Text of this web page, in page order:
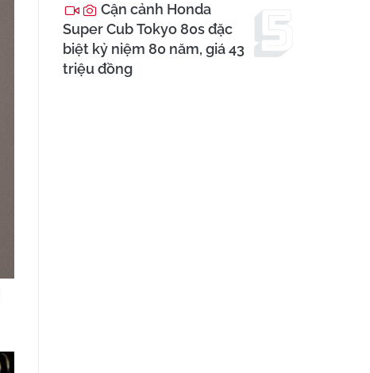
Cận cảnh Honda
Super Cub Tokyo 80s đặc
biệt kỷ niệm 80 năm, giá 43
triệu đồng